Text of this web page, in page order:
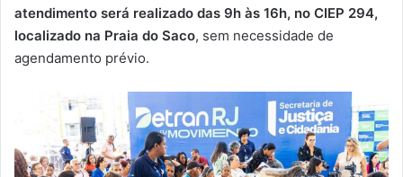
l
atendimento será realizado das 9h às 16h, no CIEP 294,
localizado na Praia do Saco, sem necessidade de
agendamento prévio.